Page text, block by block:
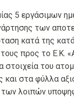
5 εργάσιμων
των
κατά της
προς το Ε.Κ.
του
και στα φύλλα
λοιπών